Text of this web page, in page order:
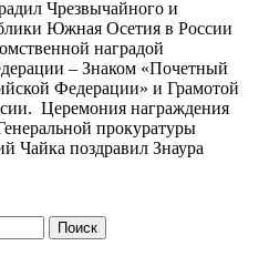
Чрезвычайного и
Южная Осетия в России
наградой
– Знаком «Почетный
Федерации» и Грамотой
Церемония награждения
прокуратуры
Чайка поздравил Знаура